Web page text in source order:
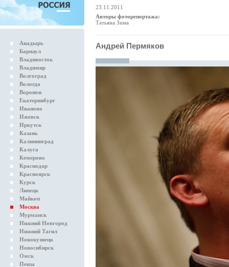
Анадырь
Барнаул
Владивосток
Владимир
Волгоград
Вологда
Воронеж
Екатеринбург
Иваново
Ижевск
Иркутск
Казань
Калининград
Калуга
Кемерово
Краснодар
Красноярск
Курск
Липецк
Майкоп
Москва
Мурманск
Нижний Новгород
Нижний Тагил
Новокузнецк
Новосибирск
Омск
Пенза
23.11.2011
Авторы фоторепортажа:
Татьяна Зима
Андрей Пермяков